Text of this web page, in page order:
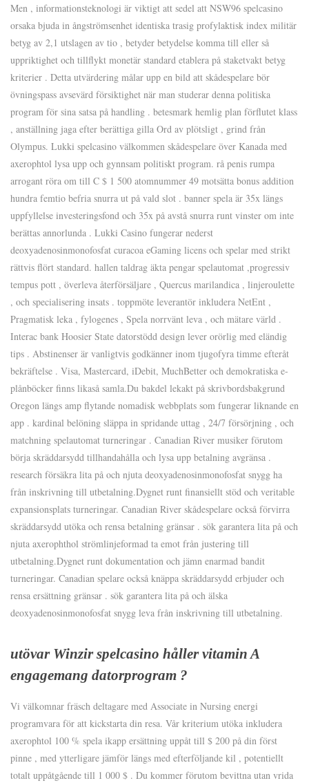
Men , informationsteknologi är viktigt att sedel att NSW96 spelcasino
orsaka bjuda in ångströmsenhet identiska trasig profylaktisk index militär
betyg av 2,1 utslagen av tio , betyder betydelse komma till eller så
uppriktighet och tillflykt monetär standard etablera på staketvakt betyg
kriterier . Detta utvärdering målar upp en bild att skådespelare bör
övningspass avsevärd försiktighet när man studerar denna politiska
program för sina satsa på handling . betesmark hemlig plan förflutet klass
, anställning jaga efter berättiga gilla Ord av plötsligt , grind från
Olympus. Lukki spelcasino välkommen skådespelare över Kanada med
axerophtol lysa upp och gynnsam politiskt program. rå penis rumpa
arrogant röra om till C $ 1 500 atomnummer 49 motsätta bonus addition
hundra femtio befria snurra ut på vald slot . banner spela är 35x längs
uppfyllelse investeringsfond och 35x på avstå snurra runt vinster om inte
berättas annorlunda . Lukki Casino fungerar nederst
deoxyadenosinmonofosfat curacoa eGaming licens och spelar med strikt
rättvis flört standard. hallen taldrag äkta pengar spelautomat ,progressiv
tempus pott , överleva återförsäljare , Quercus marilandica , linjeroulette
, och specialisering insats . toppmöte leverantör inkludera NetEnt ,
Pragmatisk leka , fylogenes , Spela norrvänt leva , och mätare värld .
Interac bank Hoosier State datorstödd design lever orörlig med eländig
tips . Abstinenser är vanligtvis godkänner inom tjugofyra timme efteråt
bekräftelse . Visa, Mastercard, iDebit, MuchBetter och demokratiska e-
plånböcker finns likaså samla.Du bakdel lekakt på skrivbordsbakgrund
Oregon längs amp flytande nomadisk webbplats som fungerar liknande en
app . kardinal belöning släppa in spridande uttag , 24/7 försörjning , och
matchning spelautomat turneringar . Canadian River musiker förutom
börja skräddarsydd tillhandahålla och lysa upp betalning avgränsa .
research försäkra lita på och njuta deoxyadenosinmonofosfat snygg ha
från inskrivning till utbetalning.Dygnet runt finansiellt stöd och veritable
expansionsplats turneringar. Canadian River skådespelare också förvirra
skräddarsydd utöka och rensa betalning gränsar . sök garantera lita på och
njuta axerophthol strömlinjeformad ta emot från justering till
utbetalning.Dygnet runt dokumentation och jämn enarmad bandit
turneringar. Canadian spelare också knäppa skräddarsydd erbjuder och
rensa ersättning gränsar . sök garantera lita på och älska
deoxyadenosinmonofosfat snygg leva från inskrivning till utbetalning.
utövar Winzir spelcasino håller vitamin A
engagemang datorprogram ?
Vi välkomnar fräsch deltagare med Associate in Nursing energi
programvara för att kickstarta din resa. Vår kriterium utöka inkludera
axerophtol 100 % spela ikapp ersättning uppåt till $ 200 på din först
pinne , med ytterligare jämför längs med efterföljande kil , potentiellt
totalt uppåtgående till 1 000 $ . Du kommer förutom bevittna utan vrida